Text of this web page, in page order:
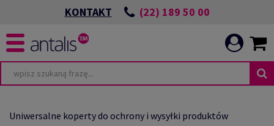
KONTAKT (22) 189 50 00
Uniwersalne koperty do ochrony i wysyłki produktów